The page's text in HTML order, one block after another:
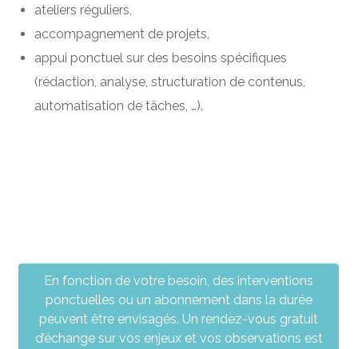
ateliers réguliers,
accompagnement de projets,
appui ponctuel sur des besoins spécifiques
(rédaction, analyse, structuration de contenus,
automatisation de tâches, …).
En fonction de votre besoin, des interventions
ponctuelles ou un abonnement dans la durée
peuvent être envisagés. Un rendez-vous gratuit
d’échange sur vos enjeux et vos observations est